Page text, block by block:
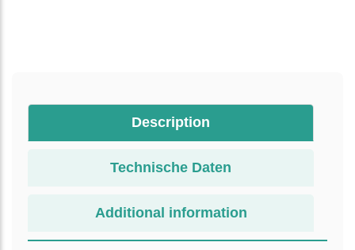
Description
Technische Daten
Additional information